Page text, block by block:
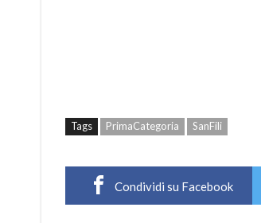
Tags PrimaCategoria SanFili
Condividi su Facebook